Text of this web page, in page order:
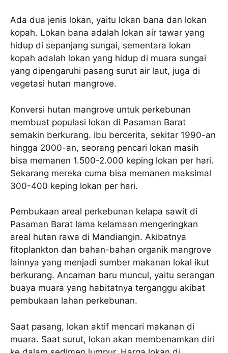
Ada dua jenis lokan, yaitu lokan bana dan lokan
kopah. Lokan bana adalah lokan air tawar yang
hidup di sepanjang sungai, sementara lokan
kopah adalah lokan yang hidup di muara sungai
yang dipengaruhi pasang surut air laut, juga di
vegetasi hutan mangrove.
Konversi hutan mangrove untuk perkebunan
membuat populasi lokan di Pasaman Barat
semakin berkurang. Ibu bercerita, sekitar 1990-an
hingga 2000-an, seorang pencari lokan masih
bisa memanen 1.500-2.000 keping lokan per hari.
Sekarang mereka cuma bisa memanen maksimal
300-400 keping lokan per hari.
Pembukaan areal perkebunan kelapa sawit di
Pasaman Barat lama kelamaan mengeringkan
areal hutan rawa di Mandiangin. Akibatnya
fitoplankton dan bahan-bahan organik mangrove
lainnya yang menjadi sumber makanan lokal ikut
berkurang. Ancaman baru muncul, yaitu serangan
buaya muara yang habitatnya terganggu akibat
pembukaan lahan perkebunan.
Saat pasang, lokan aktif mencari makanan di
muara. Saat surut, lokan akan membenamkan diri